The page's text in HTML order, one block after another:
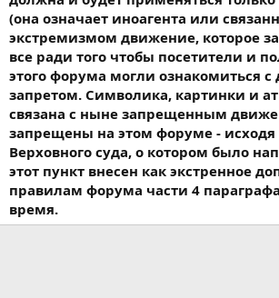
(она означает иноагента или
экстремизмом движение, которое
все ради того чтобы посетители и
этого форума могли ознакомиться
запретом. Символика, картинки и
связана с ныне запрещенным
запрещены на этом форуме -
Верховного суда, о котором было
этот пункт внесен как экстренное
правилам форума части 4
время.